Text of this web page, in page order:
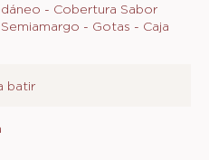
- Cobertura Sabor
- Gotas - Caja
batir